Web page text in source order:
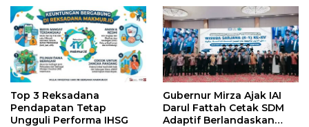
Top 3 Reksadana
Pendapatan Tetap
Ungguli Performa IHSG
Gubernur Mirza Ajak IAI
Darul Fattah Cetak SDM
Adaptif Berlandaskan